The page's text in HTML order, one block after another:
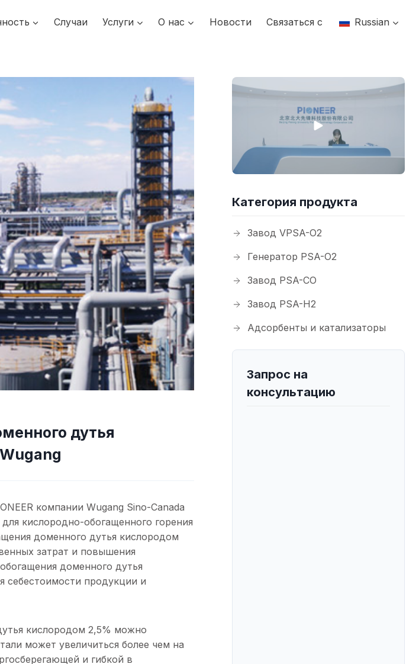
Случаи Услуги О нас Новости Связаться с Russian
дутья
компании Wugang Sino-Canada
кислородно-обогащенного горения
доменного дутья кислородом
затрат и повышения
доменного дутья
себестоимости продукции и
кислородом 2,5% можно
может увеличиться более чем на
и гибкой в
Категория продукта
Завод VPSA-O2
Генератор PSA-O2
Завод PSA-CO
Завод PSA-H2
Адсорбенты и катализаторы
Запрос на
консультацию